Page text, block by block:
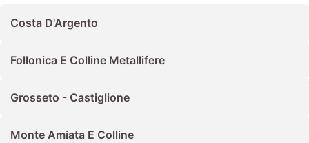
Costa D'Argento
Follonica E Colline Metallifere
Grosseto - Castiglione
Monte Amiata E Colline